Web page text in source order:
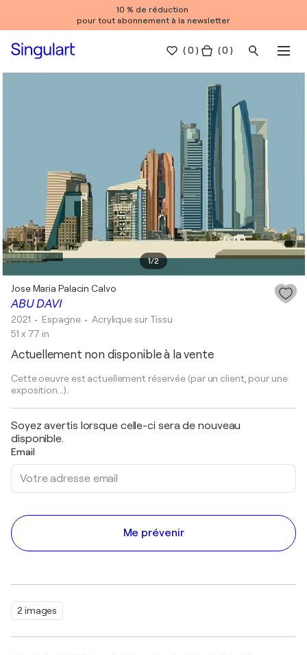
10 % de réduction
pour tout abonnement à la newsletter
(0 ) ( 0 )
1/2
2 images
ABU DAVI
Jose Maria Palacin Calvo
2021 • Espagne • Acrylique sur Tissu
51 x 77 in
Actuellement non disponible à la vente
Cette oeuvre est actuellement réservée (par un client, pour une
exposition...).
Soyez avertis lorsque celle-ci sera de nouveau
disponible.
Email
Me prévenir